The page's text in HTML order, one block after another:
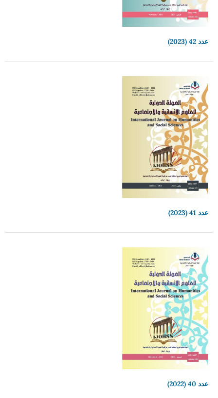
عدد 42 (2023)
عدد 41 (2023)
عدد 40 (2022)